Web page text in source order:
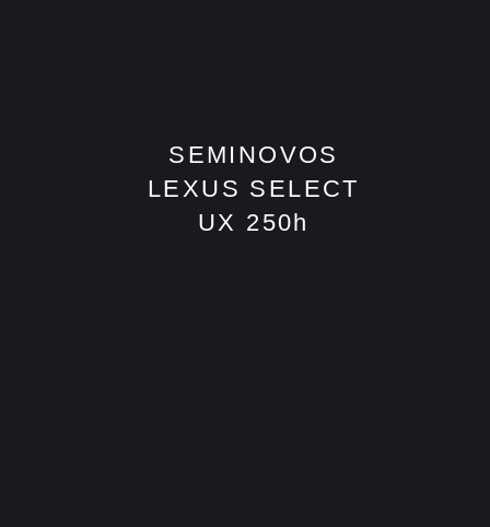
SEMINOVOS
LEXUS SELECT
UX 250h